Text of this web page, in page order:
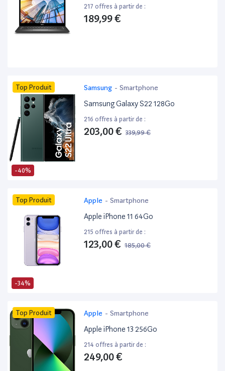
217 offres à partir de :
189,99 €
-40%
Top Produit Samsung - Smartphone
Samsung Galaxy S22 128Go
216 offres à partir de :
203,00 € 339,99 €
-34%
Top Produit Apple - Smartphone
Apple iPhone 11 64Go
215 offres à partir de :
123,00 € 185,00 €
Top Produit Apple - Smartphone
Apple iPhone 13 256Go
214 offres à partir de :
249,00 €